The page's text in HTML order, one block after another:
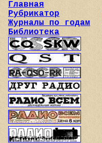
Главная
Рубрикатор
Журналы по годам
Библиотека